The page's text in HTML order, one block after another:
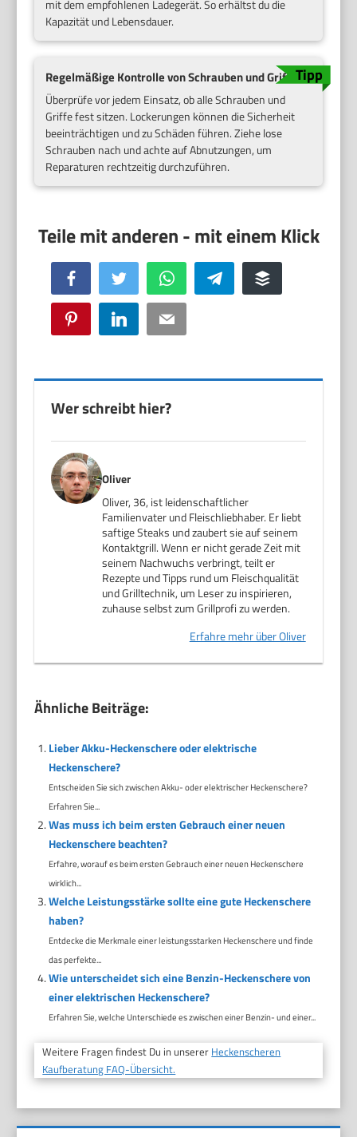
mit dem empfohlenen Ladegerät. So erhältst du die
Kapazität und Lebensdauer.
Regelmäßige Kontrolle von Schrauben und Griffen
Überprüfe vor jedem Einsatz, ob alle Schrauben und
Griffe fest sitzen. Lockerungen können die Sicherheit
beeinträchtigen und zu Schäden führen. Ziehe lose
Schrauben nach und achte auf Abnutzungen, um
Reparaturen rechtzeitig durchzuführen.
Facebook Twitter WhatsApp Telegram Buffer
Pinterest LinkedIn Email
Wer schreibt hier?
Oliver
Oliver, 36, ist leidenschaftlicher
Familienvater und Fleischliebhaber. Er liebt
saftige Steaks und zaubert sie auf seinem
Kontaktgrill. Wenn er nicht gerade Zeit mit
seinem Nachwuchs verbringt, teilt er
Rezepte und Tipps rund um Fleischqualität
und Grilltechnik, um Leser zu inspirieren,
zuhause selbst zum Grillprofi zu werden.
Erfahre mehr über Oliver
Ähnliche Beiträge:
Lieber Akku-Heckenschere oder elektrische
Heckenschere?
Entscheiden Sie sich zwischen Akku- oder elektrischer Heckenschere?
Erfahren Sie...
Was muss ich beim ersten Gebrauch einer neuen
Heckenschere beachten?
Erfahre, worauf es beim ersten Gebrauch einer neuen Heckenschere
wirklich...
Welche Leistungsstärke sollte eine gute Heckenschere
haben?
Entdecke die Merkmale einer leistungsstarken Heckenschere und finde
das perfekte...
Wie unterscheidet sich eine Benzin-Heckenschere von
einer elektrischen Heckenschere?
Erfahren Sie, welche Unterschiede es zwischen einer Benzin- und einer...
Weitere Fragen findest Du in unserer Heckenscheren
Kaufberatung FAQ-Übersicht.